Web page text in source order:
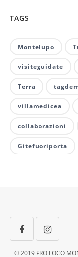
TAGS
Montelupo
visiteguidate
Terra
villamedicea
collaborazioni
Gitefuoriporta
© 2019 PRO LOCO